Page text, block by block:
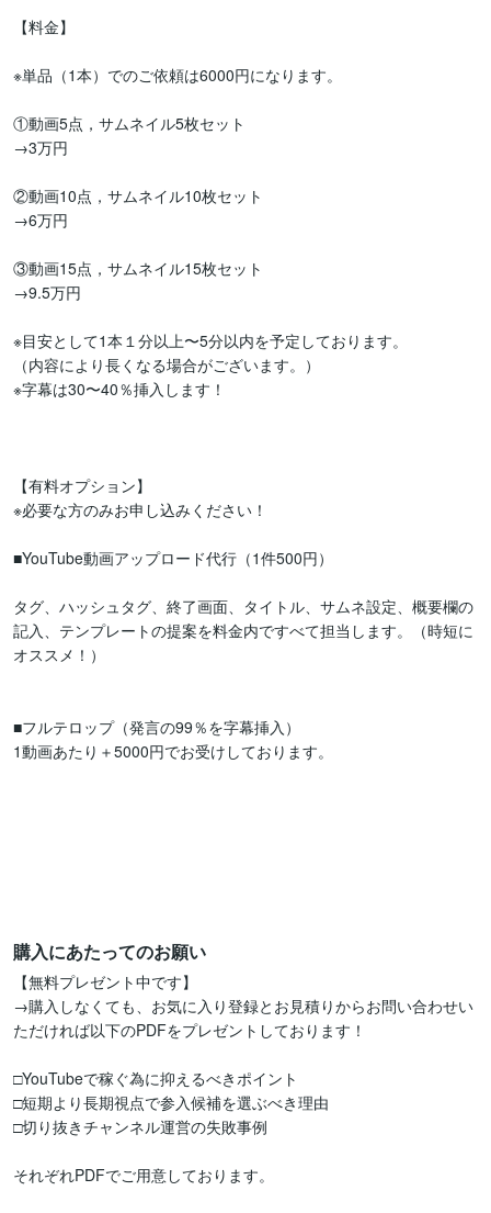
【料金】
※単品（1本）でのご依頼は6000円になります。
①動画5点，サムネイル5枚セット
→3万円
②動画10点，サムネイル10枚セット
→6万円
③動画15点，サムネイル15枚セット
→9.5万円
※目安として1本１分以上〜5分以内を予定しております。
（内容により長くなる場合がございます。）
※字幕は30〜40％挿入します！
【有料オプション】
※必要な方のみお申し込みください！
■YouTube動画アップロード代行（1件500円）
タグ、ハッシュタグ、終了画面、タイトル、サムネ設定、概要欄の
記入、テンプレートの提案を料金内ですべて担当します。（時短に
オススメ！）
■フルテロップ（発言の99％を字幕挿入）
1動画あたり＋5000円でお受けしております。
購入にあたってのお願い
【無料プレゼント中です】
→購入しなくても、お気に入り登録とお見積りからお問い合わせい
ただければ以下のPDFをプレゼントしております！
□YouTubeで稼ぐ為に抑えるべきポイント
□短期より長期視点で参入候補を選ぶべき理由
□切り抜きチャンネル運営の失敗事例
それぞれPDFでご用意しております。